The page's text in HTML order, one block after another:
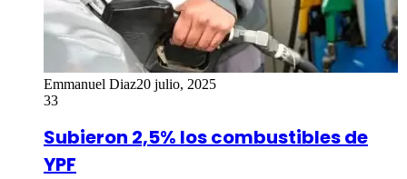
Emmanuel Diaz20 julio, 2025
33
Subieron 2,5% los combustibles de
YPF